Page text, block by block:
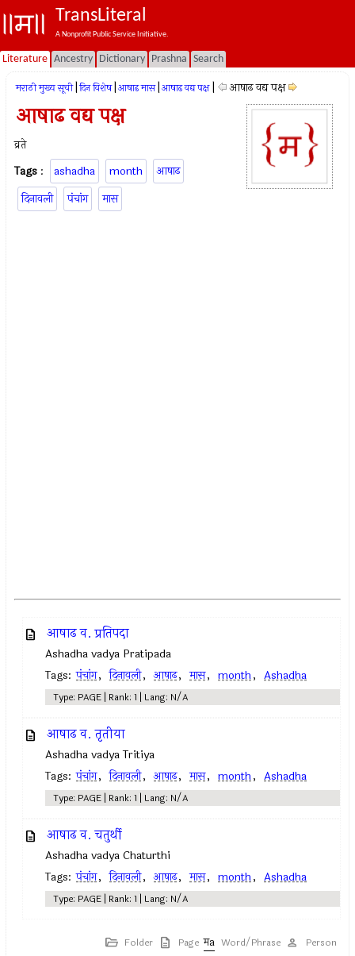
TransLiteral
A Nonprofit Public Service Initiative.
Literature Ancestry Dictionary Prashna Search
मराठी मुख्य सूची दिन विशेष आषाढ मास आषाढ वद्य पक्ष आषाढ वद्य पक्ष
आषाढ वद्य पक्ष
व्रते
Tags : ashadha month
आषाढ
दिनावली
पंचांग मास
आषाढ व. प्रतिपदा
Ashadha vadya Pratipada
Tags: पंचांग, दिनावली, आषाढ, मास, month, Ashadha
Type: PAGE | Rank: 1 | Lang: N/A
आषाढ व. तृतीया
Ashadha vadya Tritiya
Tags: पंचांग, दिनावली, आषाढ, मास, month, Ashadha
Type: PAGE | Rank: 1 | Lang: N/A
आषाढ व. चतुर्थी
Ashadha vadya Chaturthi
Tags: पंचांग, दिनावली, आषाढ, मास, month, Ashadha
Type: PAGE | Rank: 1 | Lang: N/A
Folder Page Word/Phrase Person